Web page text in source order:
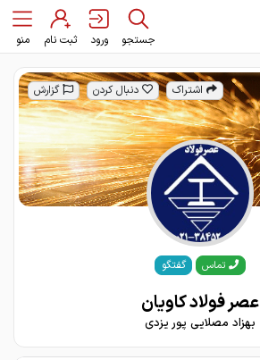
جستجو ورود ثبت نام منو
اشتراک دنبال کردن گزارش
تماس گفتگو
عصر فولاد کاویان
بهزاد مصلایی پور یزدی